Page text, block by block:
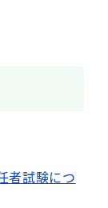
者試験につ